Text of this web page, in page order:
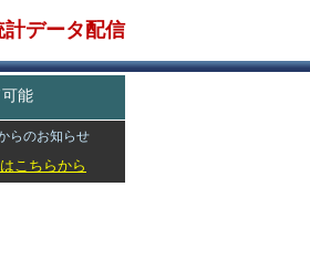
計データ配信
能
らのお知らせ
こちらから